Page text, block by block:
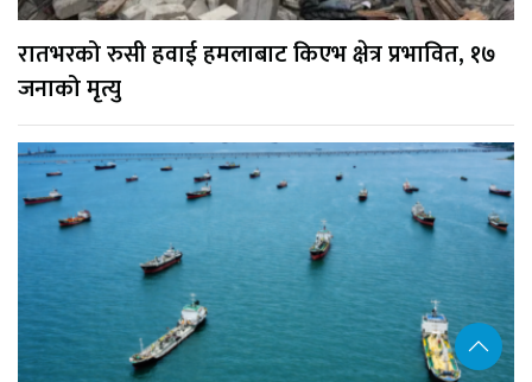
रातभरको रुसी हवाई हमलाबाट किएभ क्षेत्र प्रभावित, १७
जनाको मृत्यु